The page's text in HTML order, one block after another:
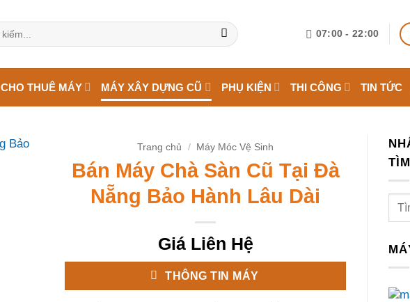
07:00 - 22:00
CHO THUÊ MÁY MÁY XÂY DỰNG CŨ PHỤ KIỆN THI CÔNG TIN TỨC
Trang chủ / Máy Móc Vệ Sinh
Bán Máy Chà Sàn Cũ Tại Đà
Nẵng Bảo Hành Lâu Dài
Giá Liên Hệ
THÔNG TIN MÁY
TÌM